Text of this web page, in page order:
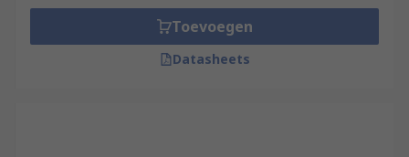
Toevoegen
Datasheets